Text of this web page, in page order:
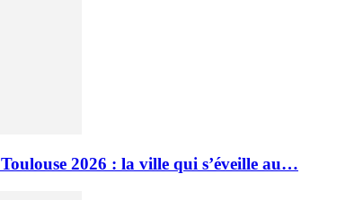
2026 : la ville qui s’éveille au…